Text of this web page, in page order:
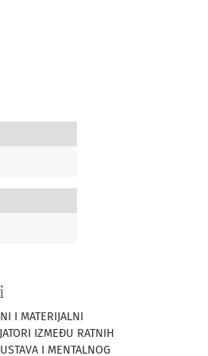
I MATERIJALNI
IZMEĐU RATNIH
I MENTALNOG